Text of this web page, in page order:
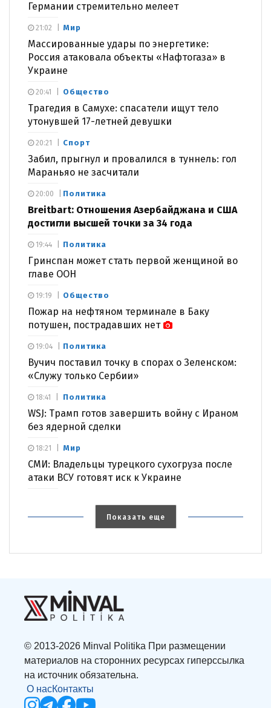
Германии стремительно мелеет
Мир
Массированные удары по энергетике:
Россия атаковала объекты «Нафтогаза» в
Украине
21:02
Общество
Трагедия в Самухе: спасатели ищут тело
утонувшей 17-летней девушки
20:41
Спорт
Забил, прыгнул и провалился в туннель: гол
Мараньяо не засчитали
20:21
Политика
Breitbart: Отношения Азербайджана и США
достигли высшей точки за 34 года
20:00
Политика
Гринспан может стать первой женщиной во
главе ООН
19:44
Общество
Пожар на нефтяном терминале в Баку
потушен, пострадавших нет
19:19
Политика
Вучич поставил точку в спорах о Зеленском:
«Служу только Сербии»
19:04
Политика
WSJ: Трамп готов завершить войну с Ираном
без ядерной сделки
18:41
Мир
СМИ: Владельцы турецкого сухогруза после
атаки ВСУ готовят иск к Украине
18:21
Показать еще
© 2013-2026 Minval Politika При размещении
материалов на сторонних ресурсах гиперссылка
на источник обязательна.
О насКонтакты